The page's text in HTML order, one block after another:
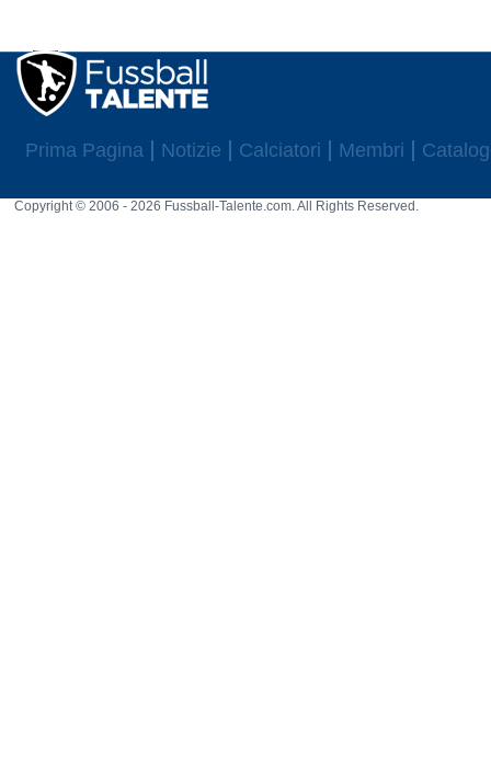
Prima Pagina Notizie Calciatori Membri
Copyright © 2006 - 2026 Fussball-Talente.com. All Rights Reserved.